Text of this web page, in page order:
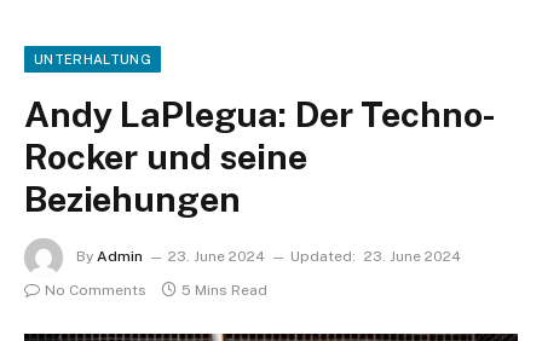
UNTERHALTUNG
Andy LaPlegua: Der Techno-
Rocker und seine
Beziehungen
By Admin 23. June 2024 Updated: 23. June 2024
No Comments
5 Mins Read